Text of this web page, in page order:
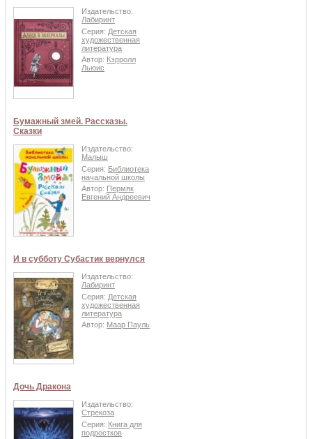
Издательство:
Лабиринт
Серия: Детская
художественная
литература
Автор: Кэрролл
Льюис
Бумажный змей. Рассказы.
Сказки
Издательство:
Малыш
Серия: Библиотека
начальной школы
Автор: Пермяк
Евгений Андреевич
И в субботу Субастик вернулся
Издательство:
Лабиринт
Серия: Детская
художественная
литература
Автор: Маар Пауль
Дочь Дракона
Издательство:
Стрекоза
Серия: Книга для
подростков